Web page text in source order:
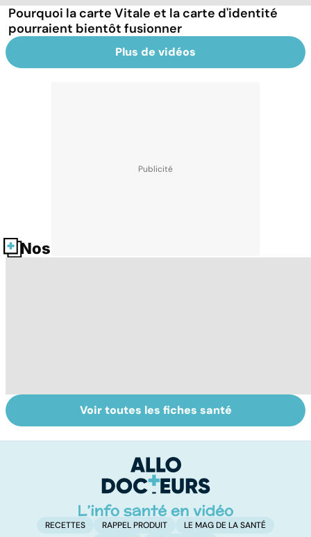
Pourquoi la carte Vitale et la carte d'identité
pourraient bientôt fusionner
Plus de vidéos
Nos fiches santé
Laboratoires,
bienfaiteurs ou
Automutilation :
des ados en
Voir toutes les fiches santé
RECETTES RAPPEL PRODUIT
LE MAG DE LA SANTÉ